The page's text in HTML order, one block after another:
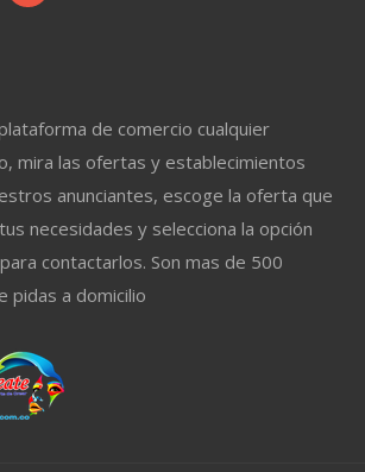
de comercio cualquier
mira las ofertas y establecimientos
anunciantes, escoge la oferta que
necesidades y selecciona la opción
contactarlos. Son mas de 500
pidas a domicilio